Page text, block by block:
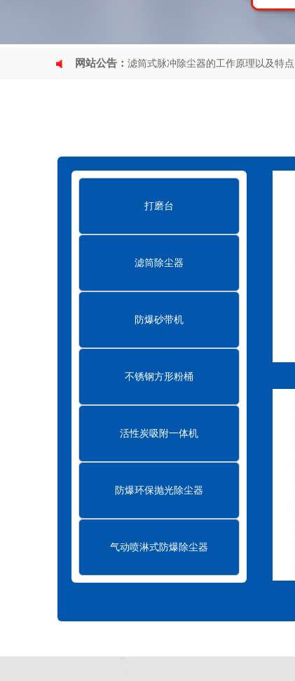
网站公告： 滤筒式脉冲除尘器的工作原理以及特点
真空清扫设备在环保行业中的作用
打磨台
滤筒除尘器
防爆砂带机
不锈钢方形粉桶
活性炭吸附一体机
防爆环保抛光除尘器
气动喷淋式防爆除尘器